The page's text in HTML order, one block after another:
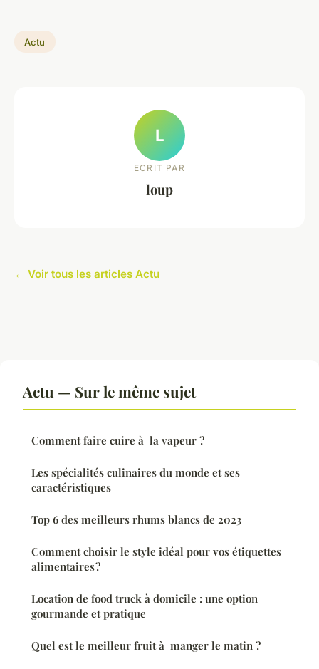
Actu
L
ECRIT PAR
loup
← Voir tous les articles Actu
Actu — Sur le même sujet
Comment faire cuire à la vapeur ?
Les spécialités culinaires du monde et ses
caractéristiques
Top 6 des meilleurs rhums blancs de 2023
Comment choisir le style idéal pour vos étiquettes
alimentaires ?
Location de food truck à domicile : une option
gourmande et pratique
Quel est le meilleur fruit à manger le matin ?